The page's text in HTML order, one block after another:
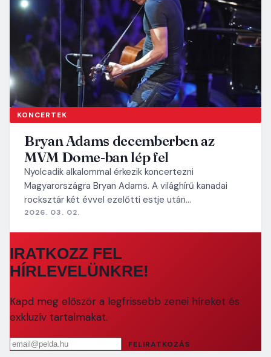
KONCERTEK
Bryan Adams decemberben az
MVM Dome-ban lép fel
Nyolcadik alkalommal érkezik koncertezni
Magyarországra Bryan Adams. A világhírű kanadai
rocksztár két évvel ezelőtti estje után…
2026. 03. 02.
IRATKOZZ FEL
HÍRLEVELÜNKRE!
Kapd meg először a legfrissebb zenei híreket és
exkluzív tartalmakat.
Email cím
FELIRATKOZÁS